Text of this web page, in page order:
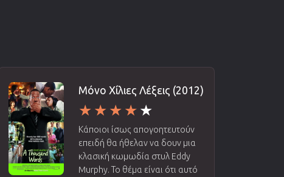
Μόνο Χίλιες Λέξεις (2012)
Κάποιοι ίσως απογοητευτούν
επειδή θα ήθελαν να δουν μια
κλασική κωμωδία στυλ Eddy
Murphy. Το θέμα είναι ότι αυτό